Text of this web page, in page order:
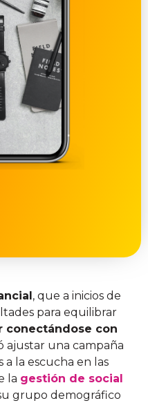
, que a inicios de
para equilibrar
conectándose con
ajustar una campaña
la escucha en las
la gestión de social
grupo demográfico